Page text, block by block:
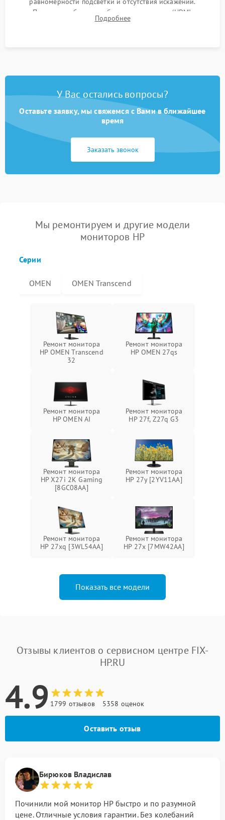
Проверка работоспособности всех портов (HDMI,
DisplayPort, VGA) и кнопок управления под нагрузкой в
Подробнее
У Вас остались вопросы?
Оставьте заявку, мы свяжемся с Вами в ближайшее
время
Заказать звонок
Мы ремонтируем и другие модели
мониторов HP
Серии
OMEN OMEN Transcend
Ремонт монитора
HP OMEN Transcend
32
Ремонт монитора
HP OMEN 27qs
Ремонт монитора
HP OMEN AI
Ремонт монитора
HP 27f, Z27q G3
Ремонт монитора
HP X27i 2K Gaming
[8GC08AA]
Ремонт монитора
HP 27y [2YV11AA]
Ремонт монитора
HP 27xq [3WL54AA]
Ремонт монитора
HP 27x [7MW42AA]
Показать все модели
Отзывы клиентов о сервисном центре FIX-
HP.RU
4.9 1799 отзывов 5358 оценок
Оставить отзыв
Бирюков Владислав
Починили мой монитор HP быстро и по разумной
цене. Отличные условия гарантии. Без колебаний